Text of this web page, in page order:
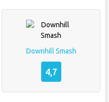
Downhill Smash
4,7